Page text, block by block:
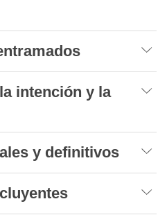
intención y la
y definitivos